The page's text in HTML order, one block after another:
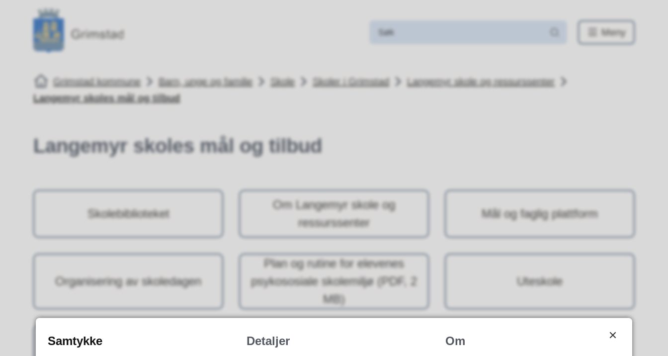
Grimstad kommune
Meny
Du er her:Grimstad kommune Barn, unge og familie Skole Skoler i Grimstad
Langemyr skole og ressurssenter
Langemyr skoles mål og tilbud
Langemyr skoles mål og tilbud
Skolebiblioteket
Om Langemyr skole og
ressurssenter
Mål og faglig plattform
Organisering av skoledagen
Plan og rutine for elevenes
psykososiale skolemiljø(PDF, 2
MB)
Uteskole
Foreldresamarbeid Opplæringstilbudet
Samtykke Detaljer Om